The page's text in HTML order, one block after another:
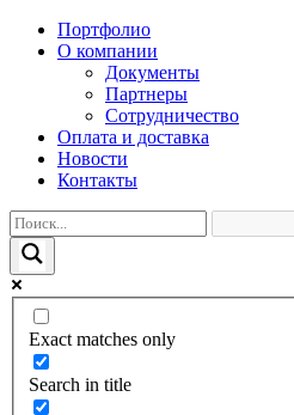
Портфолио
О компании
Документы
Партнеры
Сотрудничество
Оплата и доставка
Новости
Контакты
Exact matches only
Search in title